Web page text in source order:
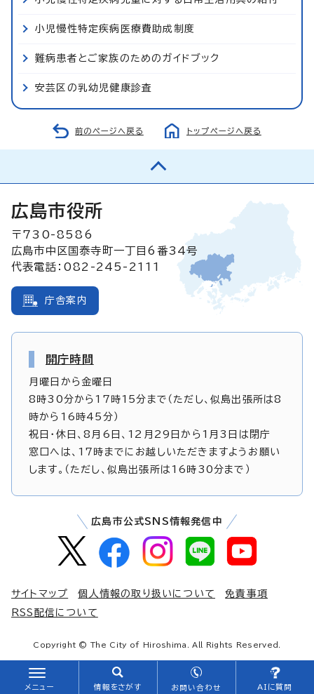
小児慢性特定疾病医療費助成制度
難病患者とご家族のためのガイドブック
安芸区の乳幼児健康診査
前のページへ戻る トップページへ戻る
メニュー 情報をさがす お問い合わせ AIに質問
広島市役所
〒730-8586
広島市中区国泰寺町一丁目6番34号
代表電話：082-245-2111
庁舎案内
開庁時間
月曜日から金曜日
8時30分から17時15分まで（ただし、似島出張所は8
時から16時45分）
祝日・休日、8月6日、12月29日から1月3日は閉庁
窓口へは、17時までにお越しいただきますようお願い
します。（ただし、似島出張所は16時30分まで）
広島市公式SNS情報発信中
サイトマップ 個人情報の取り扱いについて
免責事項
RSS配信について
Copyright © The City of Hiroshima. All Rights Reserved.